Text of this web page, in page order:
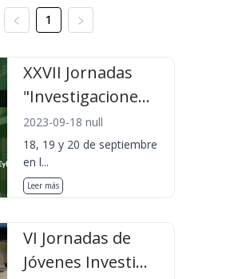
1
XXVII Jornadas
"Investigacione...
2023-09-18 null
18, 19 y 20 de septiembre
en l...
Leer más
VI Jornadas de
Jóvenes Investi...